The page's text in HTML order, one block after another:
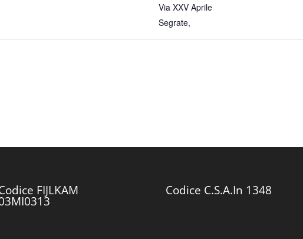
Via XXV Aprile
Segrate,
FIJLKAM Codice C.S.A.In 1348